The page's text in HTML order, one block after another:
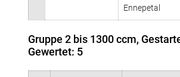
Ennepetal
Gruppe 2 bis 1300 ccm,
Gewertet: 5